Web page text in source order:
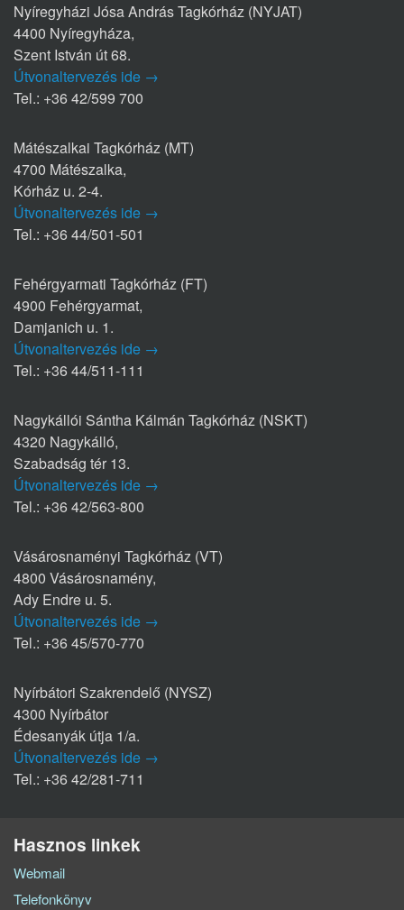
Nyíregyházi Jósa András Tagkórház (NYJAT)
4400 Nyíregyháza,
Szent István út 68.
Útvonaltervezés ide →
Tel.: +36 42/599 700
Mátészalkai Tagkórház (MT)
4700 Mátészalka,
Kórház u. 2-4.
Útvonaltervezés ide →
Tel.: +36 44/501-501
Fehérgyarmati Tagkórház (FT)
4900 Fehérgyarmat,
Damjanich u. 1.
Útvonaltervezés ide →
Tel.: +36 44/511-111
Nagykállói Sántha Kálmán Tagkórház (NSKT)
4320 Nagykálló,
Szabadság tér 13.
Útvonaltervezés ide →
Tel.: +36 42/563-800
Vásárosnaményi Tagkórház (VT)
4800 Vásárosnamény,
Ady Endre u. 5.
Útvonaltervezés ide →
Tel.: +36 45/570-770
Nyírbátori Szakrendelő (NYSZ)
4300 Nyírbátor
Édesanyák útja 1/a.
Útvonaltervezés ide →
Tel.: +36 42/281-711
Hasznos linkek
Webmail
Telefonkönyv